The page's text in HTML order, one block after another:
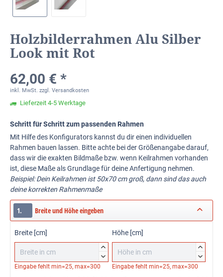
Holzbilderrahmen Alu Silber
Look mit Rot
62,00 € *
inkl. MwSt. zzgl. Versandkosten
Lieferzeit 4-5 Werktage
Schritt für Schritt zum passenden Rahmen
Mit Hilfe des Konfigurators kannst du dir einen individuellen
Rahmen bauen lassen. Bitte achte bei der Größenangabe darauf,
dass wir die exakten Bildmaße bzw. wenn Keilrahmen vorhanden
ist, diese Maße als Grundlage für deine Anfertigung nehmen.
Beispiel: Dein Keilrahmen ist 50x70 cm groß, dann sind das auch
deine korrekten Rahmenmaße
1. Breite und Höhe eingeben
Breite [cm]


Höhe [cm]


Eingabe fehlt min=25, max=300 Eingabe fehlt min=25, max=300